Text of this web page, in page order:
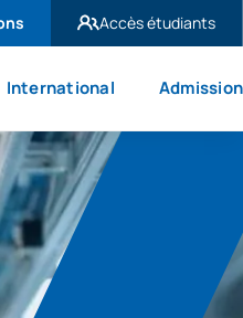
Accès étudiants
UAX Mare Nostrum
International Admission